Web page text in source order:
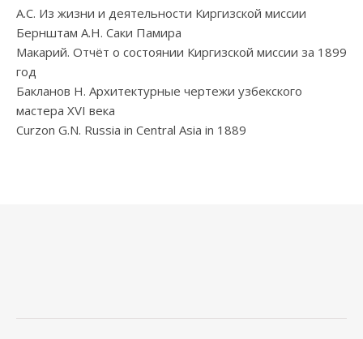
А.С. Из жизни и деятельности Киргизской миссии
Бернштам А.Н. Саки Памира
Макарий. Отчёт о состоянии Киргизской миссии за 1899
год
Бакланов Н. Архитектурные чертежи узбекского
мастера XVI века
Curzon G.N. Russia in Central Asia in 1889